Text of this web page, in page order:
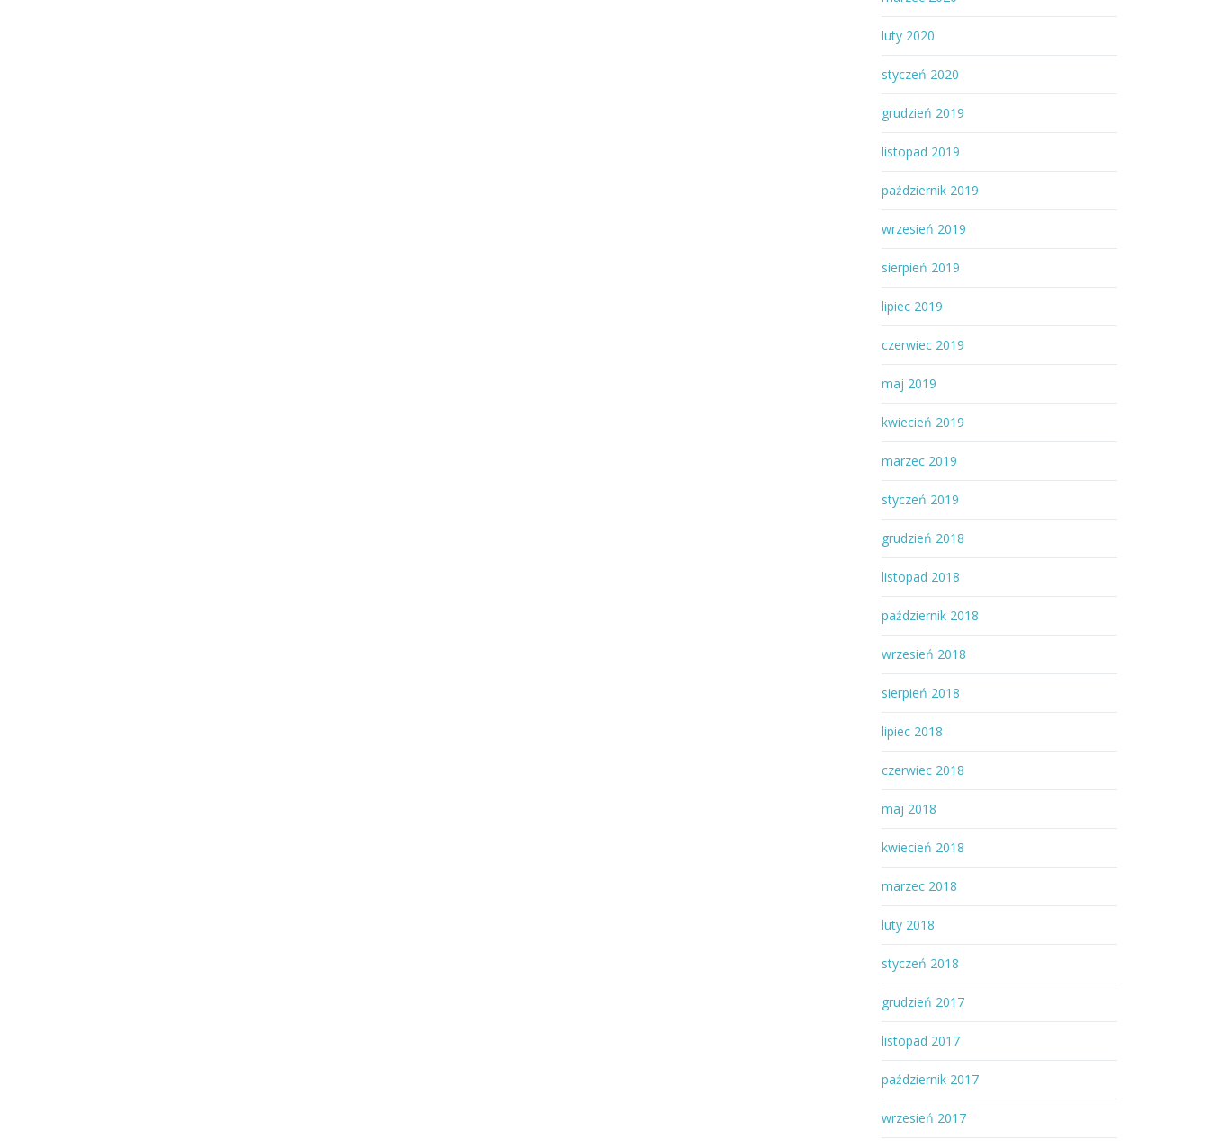
luty 2020
styczeń 2020
grudzień 2019
listopad 2019
październik 2019
wrzesień 2019
sierpień 2019
lipiec 2019
czerwiec 2019
maj 2019
kwiecień 2019
marzec 2019
styczeń 2019
grudzień 2018
listopad 2018
październik 2018
wrzesień 2018
sierpień 2018
lipiec 2018
czerwiec 2018
maj 2018
kwiecień 2018
marzec 2018
luty 2018
styczeń 2018
grudzień 2017
listopad 2017
październik 2017
wrzesień 2017